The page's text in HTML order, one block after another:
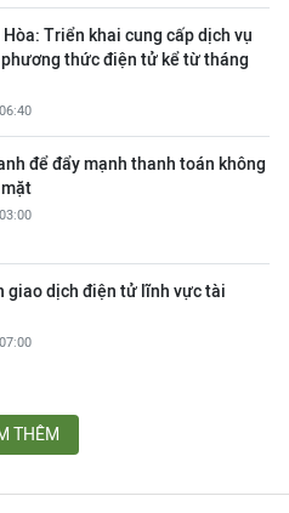
Hòa: Triển khai cung cấp dịch vụ
thức điện tử kể từ tháng
để đẩy mạnh thanh toán không
giao dịch điện tử lĩnh vực tài
THÊM